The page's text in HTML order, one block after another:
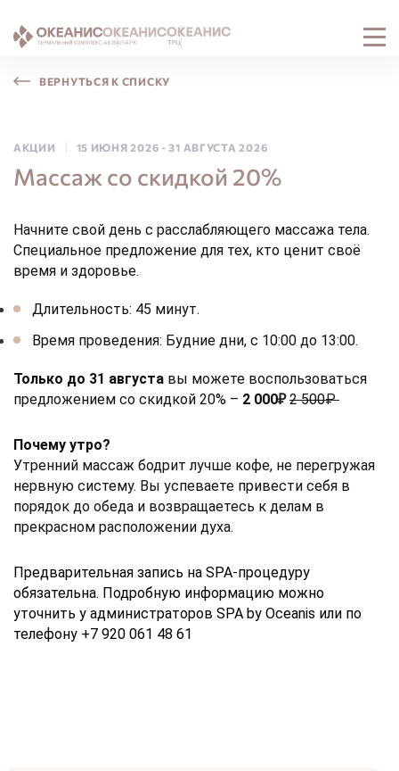
ВЕРНУТЬСЯ К СПИСКУ
АКЦИИ 15 ИЮНЯ 2026 -31 АВГУСТА 2026
Массаж со скидкой 20%
Начните свой день с расслабляющего массажа тела.
Специальное предложение для тех, кто ценит своё
время и здоровье.
Длительность: 45 минут.
Время проведения: Будние дни, с 10:00 до 13:00.
Только до 31 августа вы можете воспользоваться
предложением со скидкой 20% – 2 000₽ 2 500₽
Почему утро?
Утренний массаж бодрит лучше кофе, не перегружая
нервную систему. Вы успеваете привести себя в
порядок до обеда и возвращаетесь к делам в
прекрасном расположении духа.
Предварительная запись на SPA-процедуру
обязательна. Подробную информацию можно
уточнить у администраторов SPA by Oceanis или по
телефону +7 920 061 48 61